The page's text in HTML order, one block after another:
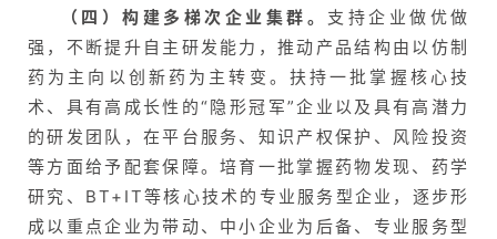
（四）构建多梯次企业集群。 支持企业做优做
强，不断提升自主研发能力，推动产品结构由以仿制
药为主向以创新药为主转变。扶持一批掌握核心技
术、具有高成长性的“隐形冠军”企业以及具有高潜力
的研发团队，在平台服务、知识产权保护、风险投资
等方面给予配套保障。培育一批掌握药物发现、药学
研究、BT+IT等核心技术的专业服务型企业，逐步形
成以重点企业为带动、中小企业为后备、专业服务型